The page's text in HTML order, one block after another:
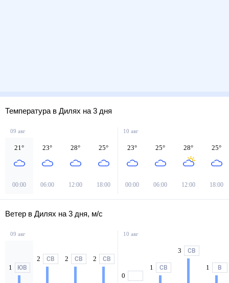
Температура в Дилях на 3 дня
09 авг
21°
00:00
23°
06:00
28°
12:00
25°
18:00
10 авг
23°
00:00
25°
06:00
28°
12:00
25°
18:00
Ветер в Дилях на 3 дня, м/с
09 авг
1 ЮВ
2 СВ 2 СВ 2 СВ
10 авг
0
1 СВ
3 СВ
1 В